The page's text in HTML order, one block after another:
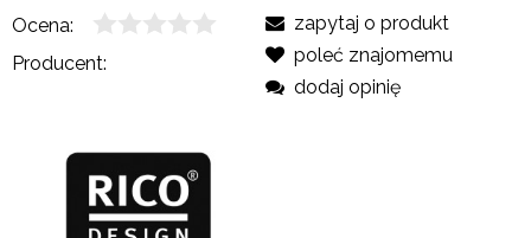
Ocena:
Producent:
zapytaj o produkt
poleć znajomemu
dodaj opinię